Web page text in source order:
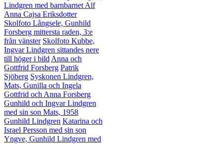
Lindgren med barnbarnet Alf
Anna Cajsa Eriksdotter
Skolfoto Långsele, Gunhild
Forsberg mittersta raden, 3:e
från vänster Skolfoto Kubbe,
Ingvar Lindgren sittandes nere
till höger i bild Anna och
Gottfrid Forsberg Patrik
Sjöberg Syskonen Lindgren,
Mats, Gunilla och Ingela
Gottfrid och Anna Forsberg
Gunhild och Ingvar Lindgren
med sin son Mats, 1958
Gunhild Lindgren Katarina och
Israel Persson med sin son
Yngve, Gunhild Lindgren med